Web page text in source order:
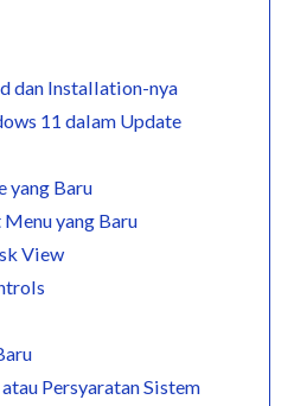
dan Installation-nya
11 dalam Update
yang Baru
yang Baru
View
Persyaratan Sistem